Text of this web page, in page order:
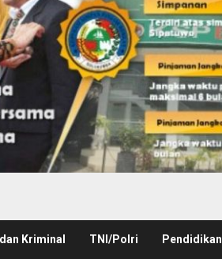
Kriminal TNI/Polri Pendidikan